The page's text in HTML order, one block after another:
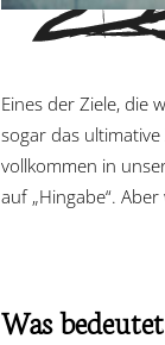
Eines der Ziele, die
sogar das
vollkommen in
auf „Hingabe“.
Was